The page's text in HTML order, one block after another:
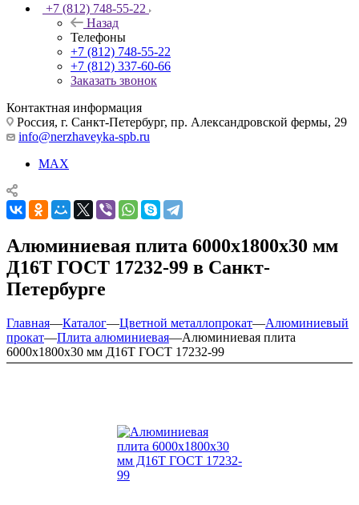
+7 (812) 748-55-22
Назад
Телефоны
+7 (812) 748-55-22
+7 (812) 337-60-66
Заказать звонок
Контактная информация
Россия, г. Санкт-Петербург, пр. Александровской фермы, 29
info@nerzhaveyka-spb.ru
MAX
Алюминиевая плита 6000х1800х30 мм
Д16Т ГОСТ 17232-99 в Санкт-
Петербурге
Главная—Каталог—Цветной металлопрокат—Алюминиевый
прокат—Плита алюминиевая—Алюминиевая плита
6000х1800х30 мм Д16Т ГОСТ 17232-99